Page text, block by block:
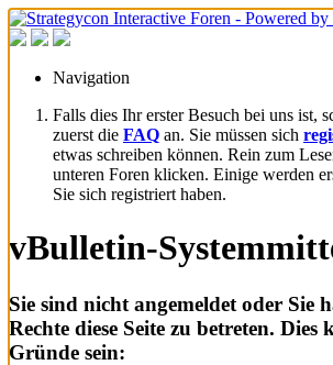
Navigation
Falls dies Ihr erster Besuch bei uns ist,
zuerst die FAQ an. Sie müssen sich
etwas schreiben können. Rein zum
unteren Foren klicken. Einige werden
Sie sich registriert haben.
vBulletin-
Sie sind nicht angemeldet oder Sie
Rechte diese Seite zu betreten. Dies
Gründe sein: